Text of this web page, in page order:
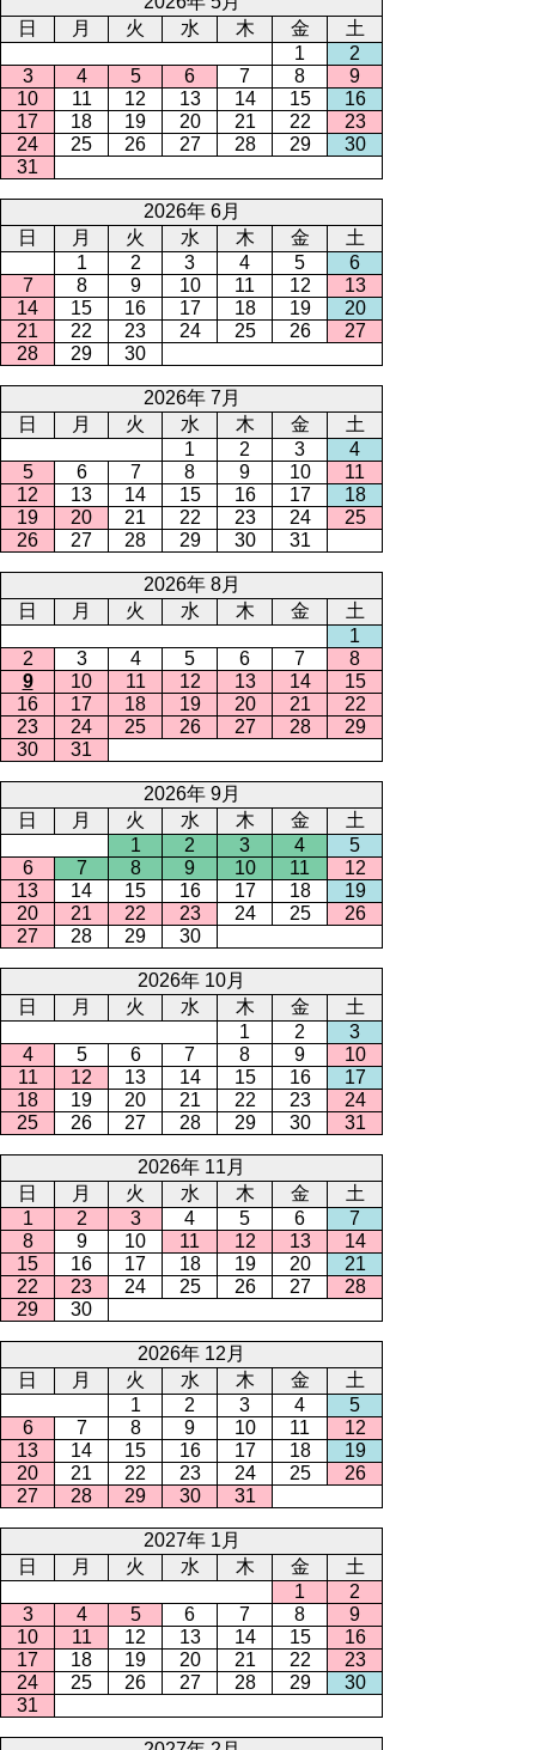
日
月 火 水 木 金
土
1
2
3
4 5 6 7 8
9
10
11 12 13 14 15
16
17
18 19 20 21 22
23
24
25 26 27 28 29
30
31
2026年 6月
日
月 火 水 木 金
土
1
2 3 4 5
6
7
8 9 10 11 12
13
14
15 16 17 18 19
20
21
22 23 24 25 26
27
28
29 30
2026年 7月
日
月 火 水 木 金
土
1
2 3
4
5
6 7 8 9 10
11
12
13 14 15 16 17
18
19
20 21 22 23 24
25
26
27 28 29 30 31
2026年 8月
日
月 火 水 木 金
土
1
2
3 4 5 6 7
8
9
10 11 12 13 14
15
16
17 18 19 20 21
22
23
24 25 26 27 28
29
30
31
2026年 9月
日
月 火 水 木 金
土
1
2 3 4
5
6
7 8 9 10 11
12
13
14 15 16 17 18
19
20
21 22 23 24 25
26
27
28 29 30
2026年 10月
日
月 火 水 木 金
土
1
2
3
4
5 6 7 8 9
10
11
12 13 14 15 16
17
18
19 20 21 22 23
24
25
26 27 28 29 30 31
2026年 11月
日
月 火 水 木 金
土
1
2 3 4 5 6
7
8
9 10 11 12 13
14
15
16 17 18 19 20
21
22
23 24 25 26 27
28
29
30
2026年 12月
日
月 火 水 木 金
土
1
2 3 4
5
6
7 8 9 10 11
12
13
14 15 16 17 18
19
20
21 22 23 24 25
26
27
28 29 30 31
2027年 1月
日
月 火 水 木 金
土
1
2
3
4 5 6 7 8
9
10
11 12 13 14 15
16
17
18 19 20 21 22
23
24
25 26 27 28 29
30
31